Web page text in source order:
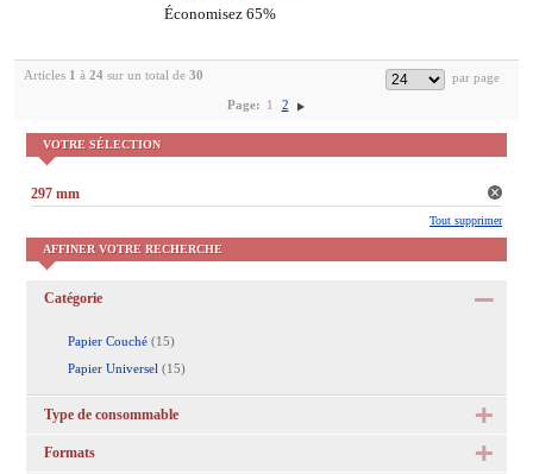
VOTRE SÉLECTION
297 mm
Tout supprimer
AFFINER VOTRE RECHERCHE
Catégorie
Papier Couché (15)
Papier Universel (15)
Type de consommable
Formats
Économisez 65%
Articles 1 à 24 sur un total de 30
Page: 1 2